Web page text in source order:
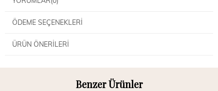
ÖDEME SEÇENEKLERI
ÜRÜN ÖNERILERI
Benzer Ürünler